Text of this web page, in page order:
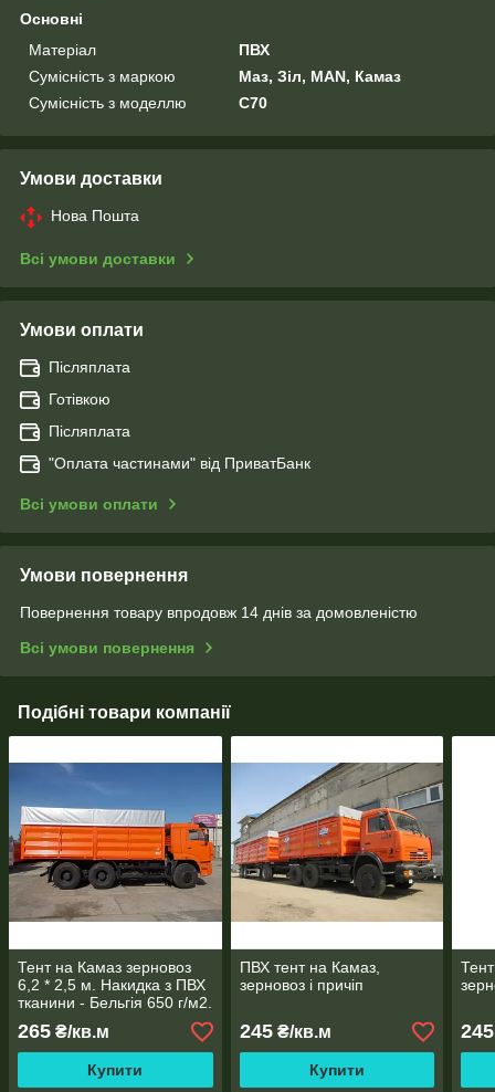
Основні
Матеріал
ПВХ
Сумісність з маркою
Маз, Зіл, MAN, Камаз
Сумісність з моделлю
C70
Умови доставки
Нова Пошта
Всі умови доставки
Умови оплати
Післяплата
Готівкою
Післяплата
"Оплата чаcтинами" від ПриватБанк
Всі умови оплати
Умови повернення
Повернення товару впродовж 14 днів за домовленістю
Всі умови повернення
Подібні товари компанії
Тент на Камаз зерновоз
6,2 * 2,5 м. Накидка з ПВХ
тканини - Бельгія 650 г/м2.
265 ₴/кв.м
Купити
ПВХ тент на Камаз,
зерновоз і причіп
245₴/кв.м
Купити
245